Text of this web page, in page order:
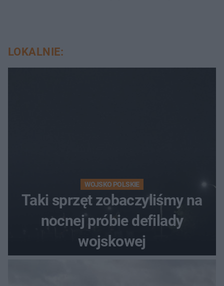
LOKALNIE:
WOJSKO POLSKIE
Taki sprzęt zobaczyliśmy na
nocnej próbie defilady
wojskowej